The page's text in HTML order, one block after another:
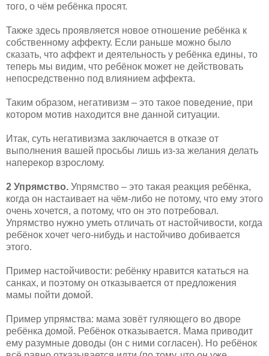
того, о чём ребёнка просят.
Также здесь проявляется новое отношение ребёнка к
собственному аффекту. Если раньше можно было
сказать, что аффект и деятельность у ребёнка едины, то
теперь мы видим, что ребёнок может не действовать
непосредственно под влиянием аффекта.
Таким образом, негативизм – это такое поведение, при
котором мотив находится вне данной ситуации.
Итак, суть негативизма заключается в отказе от
выполнения вашей просьбы лишь из-за желания делать
наперекор взрослому.
2 Упрямство. Упрямство – это такая реакция ребёнка,
когда он настаивает на чём-либо не потому, что ему этого
очень хочется, а потому, что он это потребовал.
Упрямство нужно уметь отличать от настойчивости, когда
ребёнок хочет чего-нибудь и настойчиво добивается
этого.
Пример настойчивости: ребёнку нравится кататься на
санках, и поэтому он отказывается от предложения
мамы пойти домой.
Пример упрямства: мама зовёт гуляющего во дворе
ребёнка домой. Ребёнок отказывается. Мама приводит
ему разумные доводы (он с ними согласен). Но ребёнок